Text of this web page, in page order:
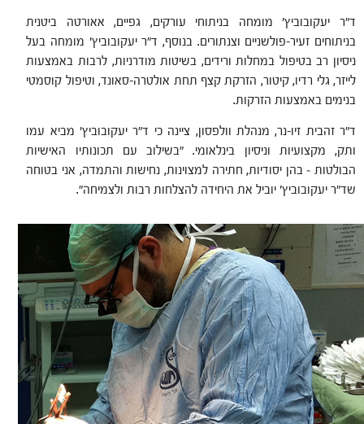
ד"ר יעקובוביץ' מומחה בניתוחי עורקים, גפיים, אאורטה ביטנית
בניתוחים זעיר-פולשניים וצנתורים. בנוסף, ד"ר יעקובוביץ' מומחה בעל
ניסיון רב בטיפול במחלות ורידים, בשיטות מודרניות, לרבות באמצעות
לייזר, גלי רדיו, קיטור, הזרקת קצף תחת אולטרה-סאונד, וטיפול קוסמטי
בנימים באמצעות הזרקות.
ד"ר זהבית זיו-נר, מנהלת וולפסון, ציינה כי ד"ר יעקובוביץ' מביא עמו
ותק, מקצועיות וניסיון בינלאומי. "בשילוב עם תכונותיו האישיות
הבולטות – בהן יסודיות, חתירה למצוינות, נחישות והתמדה, אני בטוחה
שד"ר יעקובוביץ' יוביל את היחידה להצלחות רבות ולצמיחה".